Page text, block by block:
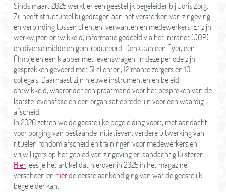
Sinds maart 2025 werkt er een geestelijk begeleider bij Joris Zorg.
Zij heeft structureel bijgedragen aan het versterken van zingeving
en verbinding tussen cliënten, verwanten en medewerkers. Er zijn
werkwijzen ontwikkeld, informatie gedeeld via het intranet (JOP)
en diverse middelen geïntroduceerd. Denk aan een flyer, een
filmpje en een klapper met levensvragen. In deze periode zijn
gesprekken gevoerd met 51 cliënten, 12 mantelzorgers en 10
collega’s. Daarnaast zijn nieuwe instrumenten en beleid
ontwikkeld, waaronder een praatmand voor het bespreken van de
laatste levensfase en een organisatiebrede lijn voor een waardig
afscheid.
In 2026 zetten we de geestelijke begeleiding voort, met aandacht
voor borging van bestaande initiatieven, verdere uitwerking van
rituelen rondom afscheid en trainingen voor medewerkers en
vrijwilligers op het gebied van zingeving en aandachtig luisteren.
Hier lees je het artikel dat hierover in 2025 in het magazine
verscheen en hierde eerste aankondiging van wat de geestelijk
begeleider kan.